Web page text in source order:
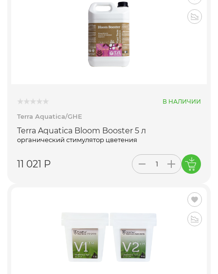
В НАЛИЧИИ
Terra Aquatica/GHE
Terra Aquatica Bloom Booster 5 л
органический стимулятор цветения
11 021 Р